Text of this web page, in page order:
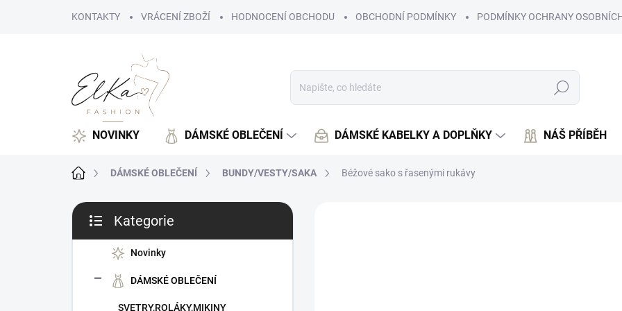
KONTAKTY VRÁCENÍ ZBOŽÍ HODNOCENÍ OBCHODU OBCHODNÍ PODMÍNKY PODMÍNKY OCHRANY
Hledat
NOVINKY DÁMSKÉ OBLEČENÍ DÁMSKÉ KABELKY A DOPLŇKY NÁŠ PŘÍBĚH
Domů DÁMSKÉ OBLEČENÍ BUNDY/VESTY/SAKA Béžové sako s řasenými rukávy
P
s
kategorie
Kategorie
Novinky
DÁMSKÉ OBLEČENÍ
SVETRY,ROLÁKY,MIKINY